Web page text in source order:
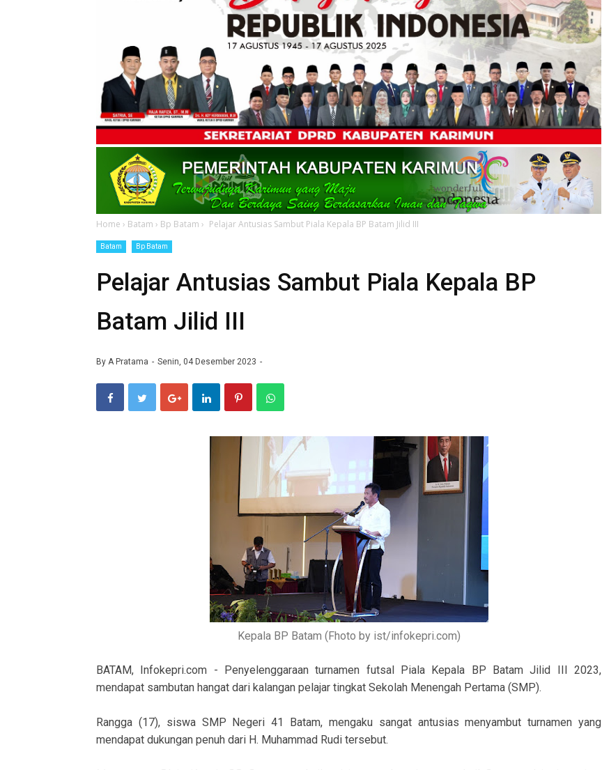
Home › Batam › Bp Batam › Pelajar Antusias Sambut Piala Kepala BP Batam Jilid III
Batam Bp Batam
Pelajar Antusias Sambut Piala Kepala BP
Batam Jilid III
By A Pratama Senin, 04 Desember 2023
Kepala BP Batam (Fhoto by ist/infokepri.com)
BATAM, Infokepri.com - Penyelenggaraan turnamen futsal Piala Kepala BP Batam Jilid III 2023,
mendapat sambutan hangat dari kalangan pelajar tingkat Sekolah Menengah Pertama (SMP).
Rangga (17), siswa SMP Negeri 41 Batam, mengaku sangat antusias menyambut turnamen yang
mendapat dukungan penuh dari H. Muhammad Rudi tersebut.